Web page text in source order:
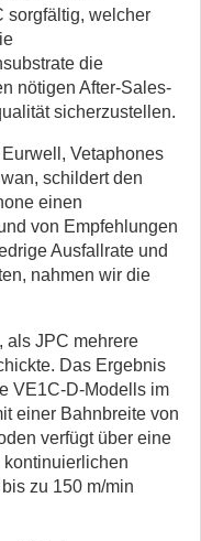
sorgfältig, welcher
die
nötigen After-Sales-
sicherzustellen.
Vetaphones
schildert den
einen
von Empfehlungen
Ausfallrate und
nahmen wir die
als JPC mehrere
Das Ergebnis
VE1C-D-Modells im
einer Bahnbreite von
verfügt über eine
kontinuierlichen
zu 150 m/min